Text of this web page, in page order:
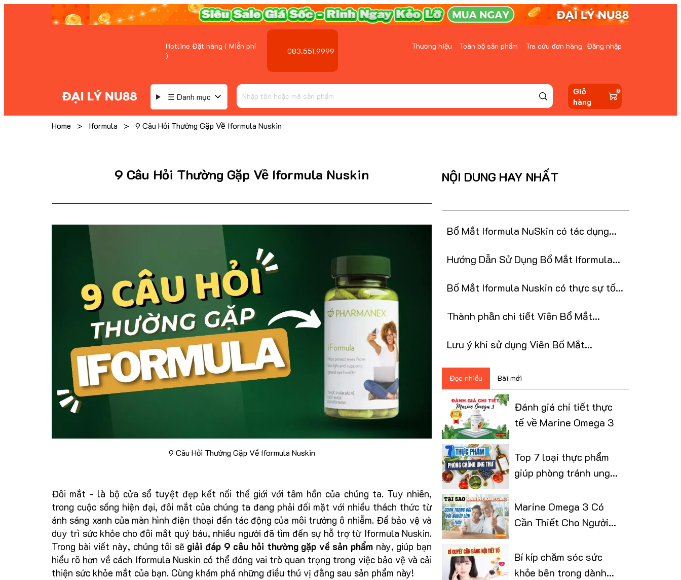
Hotline Đặt hàng ( Miễn phí
)
083.551.9999 Thương hiệu Toàn bộ sản phẩm Tra cứu đơn hàng Đăng nhập
0
Giỏ
hàng
☰ Danh mục
Home > Iformula > 9 Câu Hỏi Thường Gặp Về Iformula Nuskin
9 Câu Hỏi Thường Gặp Về Iformula Nuskin
9 Câu Hỏi Thường Gặp Về Iformula Nuskin
Đôi mắt - là bộ cửa sổ tuyệt đẹp kết nối thế giới với tâm hồn của chúng ta. Tuy nhiên,
trong cuộc sống hiện đại, đôi mắt của chúng ta đang phải đối mặt với nhiều thách thức từ
ánh sáng xanh của màn hình điện thoại đến tác động của môi trường ô nhiễm. Để bảo vệ và
duy trì sức khỏe cho đôi mắt quý báu, nhiều người đã tìm đến sự hỗ trợ từ Iformula Nuskin.
Trong bài viết này, chúng tôi sẽ giải đáp 9 câu hỏi thường gặp về sản phẩm này, giúp bạn
hiểu rõ hơn về cách Iformula Nuskin có thể đóng vai trò quan trọng trong việc bảo vệ và cải
thiện sức khỏe mắt của bạn. Cùng khám phá những điều thú vị đằng sau sản phẩm này!
NỘI DUNG HAY NHẤT
Bổ Mắt Iformula NuSkin có tác dụng
Hướng Dẫn Sử Dụng Bổ Mắt Iformula
Bổ Mắt Iformula Nuskin có thực sự tốt
Thành phần chi tiết Viên Bổ Mắt
Lưu ý khi sử dụng Viên Bổ Mắt
Đọc nhiều Bài mới
Đánh giá chi tiết thực
tế về Marine Omega 3
Top 7 loại thực phẩm
giúp phòng tránh ung
Marine Omega 3 Có
Cần Thiết Cho Người
Bí kíp chăm sóc sức
khỏe bên trong dành